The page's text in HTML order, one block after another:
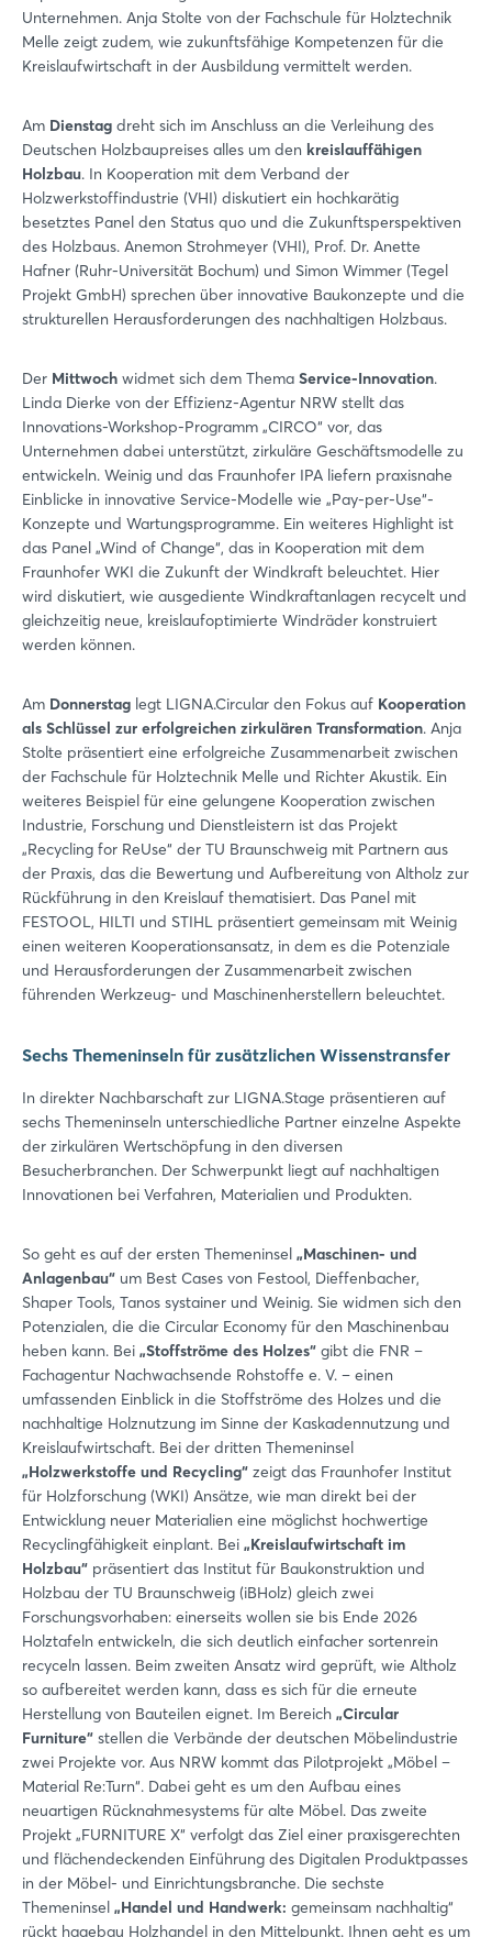
Unternehmen. Anja Stolte von der Fachschule für Holztechnik
Melle zeigt zudem, wie zukunftsfähige Kompetenzen für die
Kreislaufwirtschaft in der Ausbildung vermittelt werden.
Am Dienstag dreht sich im Anschluss an die Verleihung des
Deutschen Holzbaupreises alles um den kreislauffähigen
Holzbau. In Kooperation mit dem Verband der
Holzwerkstoffindustrie (VHI) diskutiert ein hochkarätig
besetztes Panel den Status quo und die Zukunftsperspektiven
des Holzbaus. Anemon Strohmeyer (VHI), Prof. Dr. Anette
Hafner (Ruhr-Universität Bochum) und Simon Wimmer (Tegel
Projekt GmbH) sprechen über innovative Baukonzepte und die
strukturellen Herausforderungen des nachhaltigen Holzbaus.
Der Mittwoch widmet sich dem Thema Service-Innovation.
Linda Dierke von der Effizienz-Agentur NRW stellt das
Innovations-Workshop-Programm „CIRCO“ vor, das
Unternehmen dabei unterstützt, zirkuläre Geschäftsmodelle zu
entwickeln. Weinig und das Fraunhofer IPA liefern praxisnahe
Einblicke in innovative Service-Modelle wie „Pay-per-Use“-
Konzepte und Wartungsprogramme. Ein weiteres Highlight ist
das Panel „Wind of Change“, das in Kooperation mit dem
Fraunhofer WKI die Zukunft der Windkraft beleuchtet. Hier
wird diskutiert, wie ausgediente Windkraftanlagen recycelt und
gleichzeitig neue, kreislaufoptimierte Windräder konstruiert
werden können.
Am Donnerstag legt LIGNA.Circular den Fokus auf Kooperation
als Schlüssel zur erfolgreichen zirkulären Transformation. Anja
Stolte präsentiert eine erfolgreiche Zusammenarbeit zwischen
der Fachschule für Holztechnik Melle und Richter Akustik. Ein
weiteres Beispiel für eine gelungene Kooperation zwischen
Industrie, Forschung und Dienstleistern ist das Projekt
„Recycling for ReUse“ der TU Braunschweig mit Partnern aus
der Praxis, das die Bewertung und Aufbereitung von Altholz zur
Rückführung in den Kreislauf thematisiert. Das Panel mit
FESTOOL, HILTI und STIHL präsentiert gemeinsam mit Weinig
einen weiteren Kooperationsansatz, in dem es die Potenziale
und Herausforderungen der Zusammenarbeit zwischen
führenden Werkzeug- und Maschinenherstellern beleuchtet.
Sechs Themeninseln für zusätzlichen Wissenstransfer
In direkter Nachbarschaft zur LIGNA.Stage präsentieren auf
sechs Themeninseln unterschiedliche Partner einzelne Aspekte
der zirkulären Wertschöpfung in den diversen
Besucherbranchen. Der Schwerpunkt liegt auf nachhaltigen
Innovationen bei Verfahren, Materialien und Produkten.
So geht es auf der ersten Themeninsel „Maschinen- und
Anlagenbau“ um Best Cases von Festool, Dieffenbacher,
Shaper Tools, Tanos systainer und Weinig. Sie widmen sich den
Potenzialen, die die Circular Economy für den Maschinenbau
heben kann. Bei „Stoffströme des Holzes“ gibt die FNR –
Fachagentur Nachwachsende Rohstoffe e. V. – einen
umfassenden Einblick in die Stoffströme des Holzes und die
nachhaltige Holznutzung im Sinne der Kaskadennutzung und
Kreislaufwirtschaft. Bei der dritten Themeninsel
„Holzwerkstoffe und Recycling“ zeigt das Fraunhofer Institut
für Holzforschung (WKI) Ansätze, wie man direkt bei der
Entwicklung neuer Materialien eine möglichst hochwertige
Recyclingfähigkeit einplant. Bei „Kreislaufwirtschaft im
Holzbau“ präsentiert das Institut für Baukonstruktion und
Holzbau der TU Braunschweig (iBHolz) gleich zwei
Forschungsvorhaben: einerseits wollen sie bis Ende 2026
Holztafeln entwickeln, die sich deutlich einfacher sortenrein
recyceln lassen. Beim zweiten Ansatz wird geprüft, wie Altholz
so aufbereitet werden kann, dass es sich für die erneute
Herstellung von Bauteilen eignet. Im Bereich „Circular
Furniture“ stellen die Verbände der deutschen Möbelindustrie
zwei Projekte vor. Aus NRW kommt das Pilotprojekt „Möbel –
Material Re:Turn“. Dabei geht es um den Aufbau eines
neuartigen Rücknahmesystems für alte Möbel. Das zweite
Projekt „FURNITURE X“ verfolgt das Ziel einer praxisgerechten
und flächendeckenden Einführung des Digitalen Produktpasses
in der Möbel- und Einrichtungsbranche. Die sechste
Themeninsel „Handel und Handwerk: gemeinsam nachhaltig“
rückt hagebau Holzhandel in den Mittelpunkt. Ihnen geht es um
Login
Einloggen
Passwort vergessen?
Noch nicht angemeldet?